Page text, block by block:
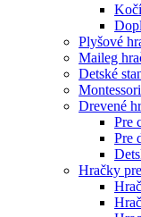
Plyšové
Maileg
Detské
Drevené
Pre
Pre
Hračky